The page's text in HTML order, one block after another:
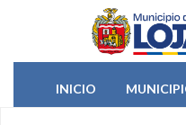
Pasar al contenido principal
INICIO